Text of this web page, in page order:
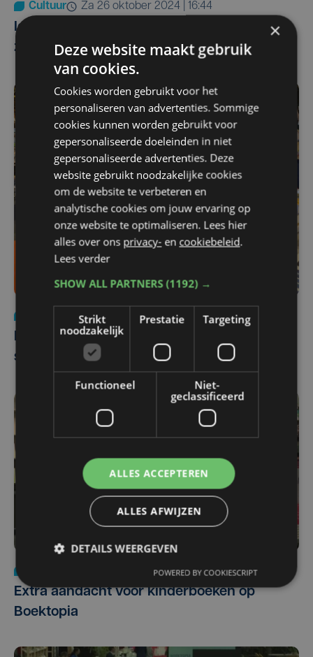
Cultuur za 26 oktober 2024 | 16:44
Iedereen Klassiek laat Brugge swingen en
zingen op klassieke muziek
za 26 oktober 2024 | 16:01
Derde editie van Boektopia in Kortrijk van
start: “Nog meer beleving dan vorig jaar”
zo 29 oktober 2023 | 22:41
Extra aandacht voor kinderboeken op
Boektopia
×
Deze website maakt gebruik
van cookies.
Cookies worden gebruikt voor het
personaliseren van advertenties. Sommige
cookies kunnen worden gebruikt voor
gepersonaliseerde doeleinden in niet
gepersonaliseerde advertenties. Deze
website gebruikt noodzakelijke cookies
om de website te verbeteren en
analytische cookies om jouw ervaring op
onze website te optimaliseren. Lees hier
alles over ons privacy- en cookiebeleid.
Lees verder
SHOW ALL PARTNERS(1192) →
Strikt
noodzakelijk
Prestatie Targeting
Functioneel
Niet-
geclassificeerd
ALLES ACCEPTEREN
ALLES AFWIJZEN
DETAILS WEERGEVEN
POWERED BY COOKIESCRIPT